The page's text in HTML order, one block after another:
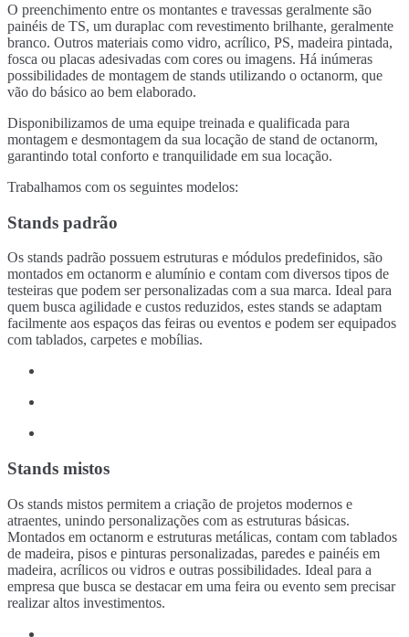
O preenchimento entre os montantes e travessas geralmente são
painéis de TS, um duraplac com revestimento brilhante, geralmente
branco. Outros materiais como vidro, acrílico, PS, madeira pintada,
fosca ou placas adesivadas com cores ou imagens. Há inúmeras
possibilidades de montagem de stands utilizando o octanorm, que
vão do básico ao bem elaborado.
Disponibilizamos de uma equipe treinada e qualificada para
montagem e desmontagem da sua locação de stand de octanorm,
garantindo total conforto e tranquilidade em sua locação.
Trabalhamos com os seguintes modelos:
Stands padrão
Os stands padrão possuem estruturas e módulos predefinidos, são
montados em octanorm e alumínio e contam com diversos tipos de
testeiras que podem ser personalizadas com a sua marca. Ideal para
quem busca agilidade e custos reduzidos, estes stands se adaptam
facilmente aos espaços das feiras ou eventos e podem ser equipados
com tablados, carpetes e mobílias.
Stands mistos
Os stands mistos permitem a criação de projetos modernos e
atraentes, unindo personalizações com as estruturas básicas.
Montados em octanorm e estruturas metálicas, contam com tablados
de madeira, pisos e pinturas personalizadas, paredes e painéis em
madeira, acrílicos ou vidros e outras possibilidades. Ideal para a
empresa que busca se destacar em uma feira ou evento sem precisar
realizar altos investimentos.